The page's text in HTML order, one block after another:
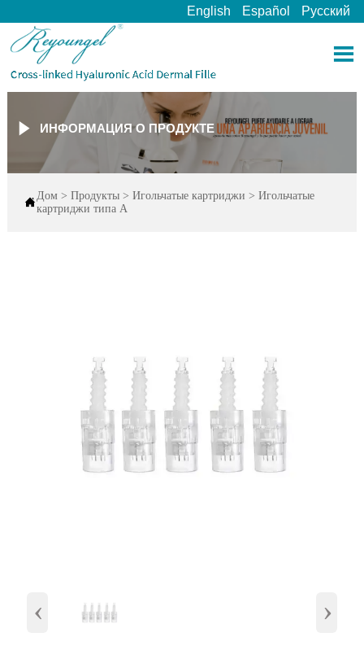
English Español Русский

 ИНФОРМАЦИЯ О ПРОДУКТЕ
 Дом> Продукты> Игольчатые картриджи > Игольчатые
картриджи типа А
‹ ›